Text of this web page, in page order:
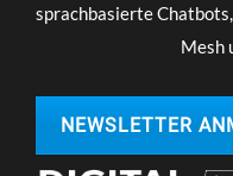
sprachbasierte
Mesh
NEWSLETTER